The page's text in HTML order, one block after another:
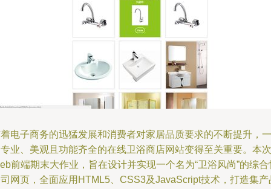
电子商务的迅猛发展和消费者对家居品质要求的不断提升，一
业、美观且功能齐全的在线卫浴商店网站变得至关重要。本次
前端期末大作业，旨在设计并实现一个名为“卫浴风尚”的综合
网页，全面应用HTML5、CSS3及JavaScript技术，打造集产